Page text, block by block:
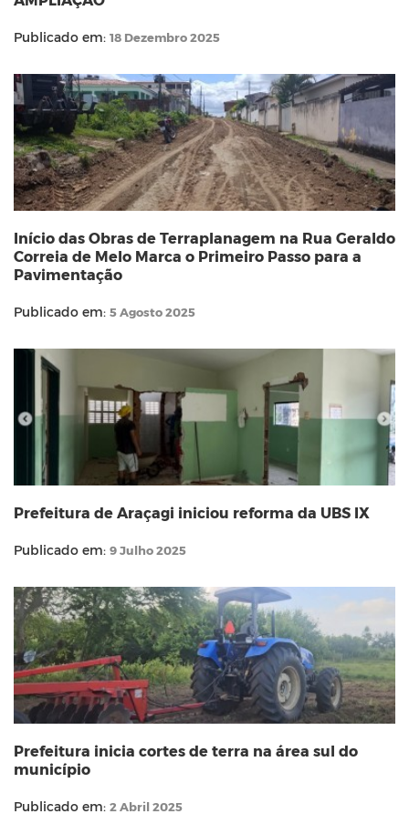
Publicado em: 18 Dezembro 2025
Início das Obras de Terraplanagem na Rua Geraldo
Correia de Melo Marca o Primeiro Passo para a
Pavimentação
Publicado em: 5 Agosto 2025
Prefeitura de Araçagi iniciou reforma da UBS IX
Publicado em: 9 Julho 2025
Prefeitura inicia cortes de terra na área sul do
município
Publicado em: 2 Abril 2025